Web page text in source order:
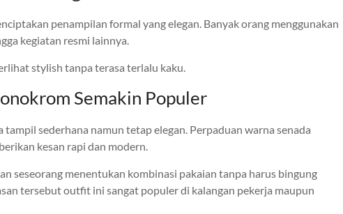
penampilan formal yang elegan. Banyak orang menggunakan
kegiatan resmi lainnya.
stylish tanpa terasa terlalu kaku.
Semakin Populer
sederhana namun tetap elegan. Perpaduan warna senada
kesan rapi dan modern.
seseorang menentukan kombinasi pakaian tanpa harus bingung
tersebut outfit ini sangat populer di kalangan pekerja maupun